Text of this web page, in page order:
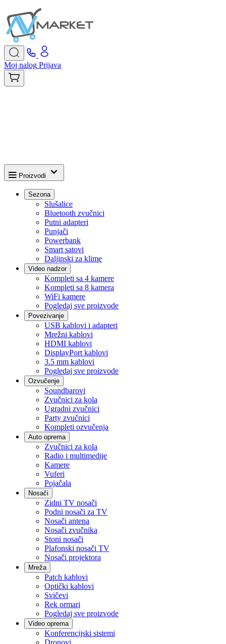
Moj nalog Prijava
Proizvodi
Sezona
Slušalice
Bluetooth zvučnici
Putni adapteri
Punjači
Powerbank
Smart satovi
Daljinski za klime
Video nadzor
Kompleti sa 4 kamere
Kompleti sa 8 kamera
WiFi kamere
Pogledaj sve proizvode
Povezivanje
USB kablovi i adapteri
Mrežni kablovi
HDMI kablovi
DisplayPort kablovi
3.5 mm kablovi
Pogledaj sve proizvode
Ozvučenje
Soundbarovi
Zvučnici za kola
Ugradni zvučnici
Party zvučnici
Kompleti ozvučenja
Auto oprema
Zvučnici za kola
Radio i multimedije
Kamere
Vuferi
Pojačala
Nosači
Zidni TV nosači
Podni nosači za TV
Nosači antena
Nosači zvučnika
Stoni nosači
Plafonski nosači TV
Nosači projektora
Mreža
Patch kablovi
Optički kablovi
Svičevi
Rek ormari
Pogledaj sve proizvode
Video oprema
Konferencijski sistemi
Dronovi